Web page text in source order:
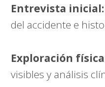
Entrevista inicial:
del accidente e
Exploración
visibles y análisis